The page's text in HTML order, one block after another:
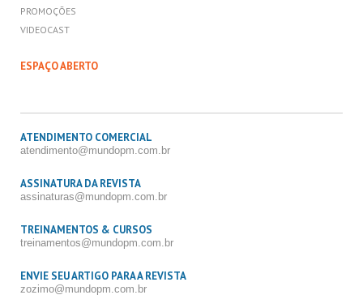
PROMOÇÕES
VIDEOCAST
ESPAÇO ABERTO
ATENDIMENTO COMERCIAL
atendimento@mundopm.com.br
ASSINATURA DA REVISTA
assinaturas@mundopm.com.br
TREINAMENTOS & CURSOS
treinamentos@mundopm.com.br
ENVIE SEU ARTIGO PARA A REVISTA
zozimo@mundopm.com.br